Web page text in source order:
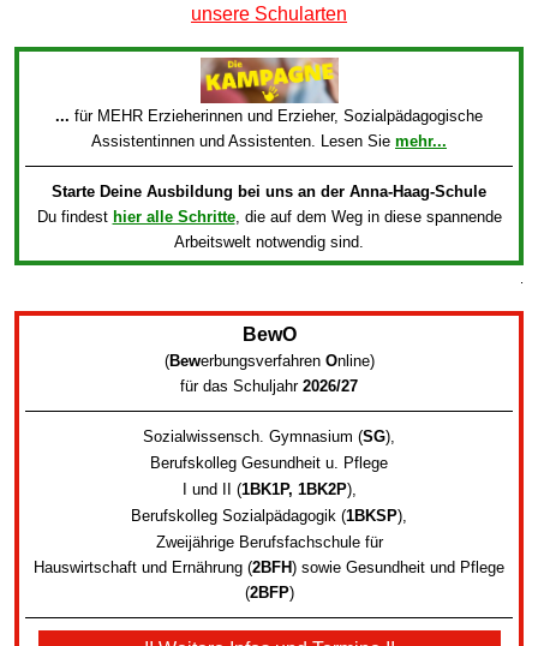
unsere Schularten
... für MEHR Erzieherinnen und Erzieher, Sozialpädagogische
Assistentinnen und Assistenten. Lesen Sie mehr...
Starte Deine Ausbildung bei uns an der Anna-Haag-Schule
Du findest hier alle Schritte, die auf dem Weg in diese spannende
Arbeitswelt notwendig sind.
BewO
(Bewerbungsverfahren Online)
für das Schuljahr 2026/27
Sozialwissensch. Gymnasium (SG),
Berufskolleg Gesundheit u. Pflege
I und II (1BK1P, 1BK2P),
Berufskolleg Sozialpädagogik (1BKSP),
Zweijährige Berufsfachschule für
Hauswirtschaft und Ernährung (2BFH) sowie Gesundheit und Pflege
(2BFP)